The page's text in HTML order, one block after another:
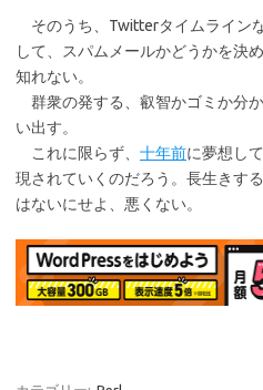
そのうち、Twitterタイムライン
して、スパムメールかどうかを決
知れない。
群衆の発する、叡智かゴミか分
い出す。
これに限らず、 十年前に夢想し
現されていくのだろう。長生きす
はないにせよ、悪くない。